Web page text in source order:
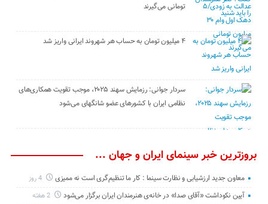
تومانی می‌گیرند
۴ میلیون تومان به حساب هر شهروند ایرانی واریز شد
سردار جوانی: رزمایش سهند ۲۰۲۵، موجب تقویت همکاری‌های
نظامی ایران با کشور‌های عضو شانگهای می‌شود
بروزترین خبر سینمای ایران و جهان ...
معاون جدید ارزشیابی و نظارت سینما : کار ما تنظیم‌گری است نه ممیزی 4 روز
آیین نکوداشت «آقای صدا» در خانه‌ی هنرمندان ایران برگزار می‌شود 2 هفته